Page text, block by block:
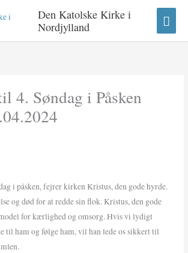
Den Katolske Kirke i
Nordjylland
4. Søndag i Påsken
i påsken, fejrer kirken Kristus, den gode hyrde.
og død for at redde sin flok. Kristus, den gode
for kærlighed og omsorg. Hvis vi lydigt
til ham og følge ham, vil han lede os sikkert til